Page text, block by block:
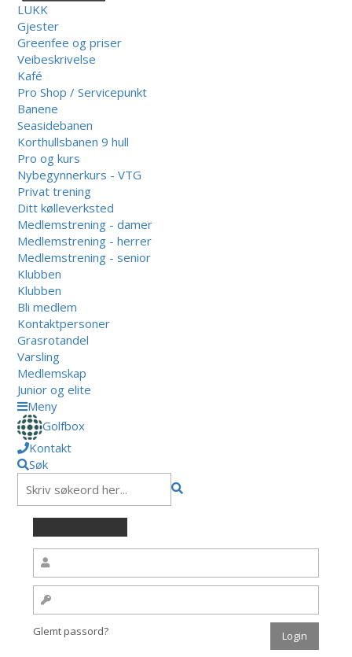
LUKK
Gjester
Greenfee og priser
Veibeskrivelse
Kafé
Pro Shop / Servicepunkt
Banene
Seasidebanen
Korthullsbanen 9 hull
Pro og kurs
Nybegynnerkurs - VTG
Privat trening
Ditt kølleverksted
Medlemstrening - damer
Medlemstrening - herrer
Medlemstrening - senior
Klubben
Klubben
Bli medlem
Kontaktpersoner
Grasrotandel
Varsling
Medlemskap
Junior og elite
Meny
Golfbox
Kontakt
Søk
Glemt passord?